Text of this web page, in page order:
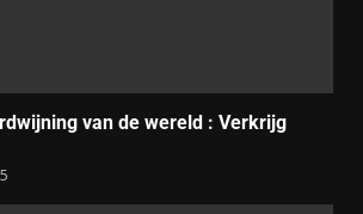
van de wereld : Verkrijg